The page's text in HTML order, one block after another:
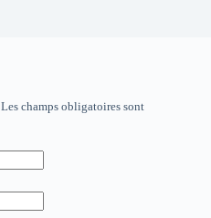
Les champs obligatoires sont